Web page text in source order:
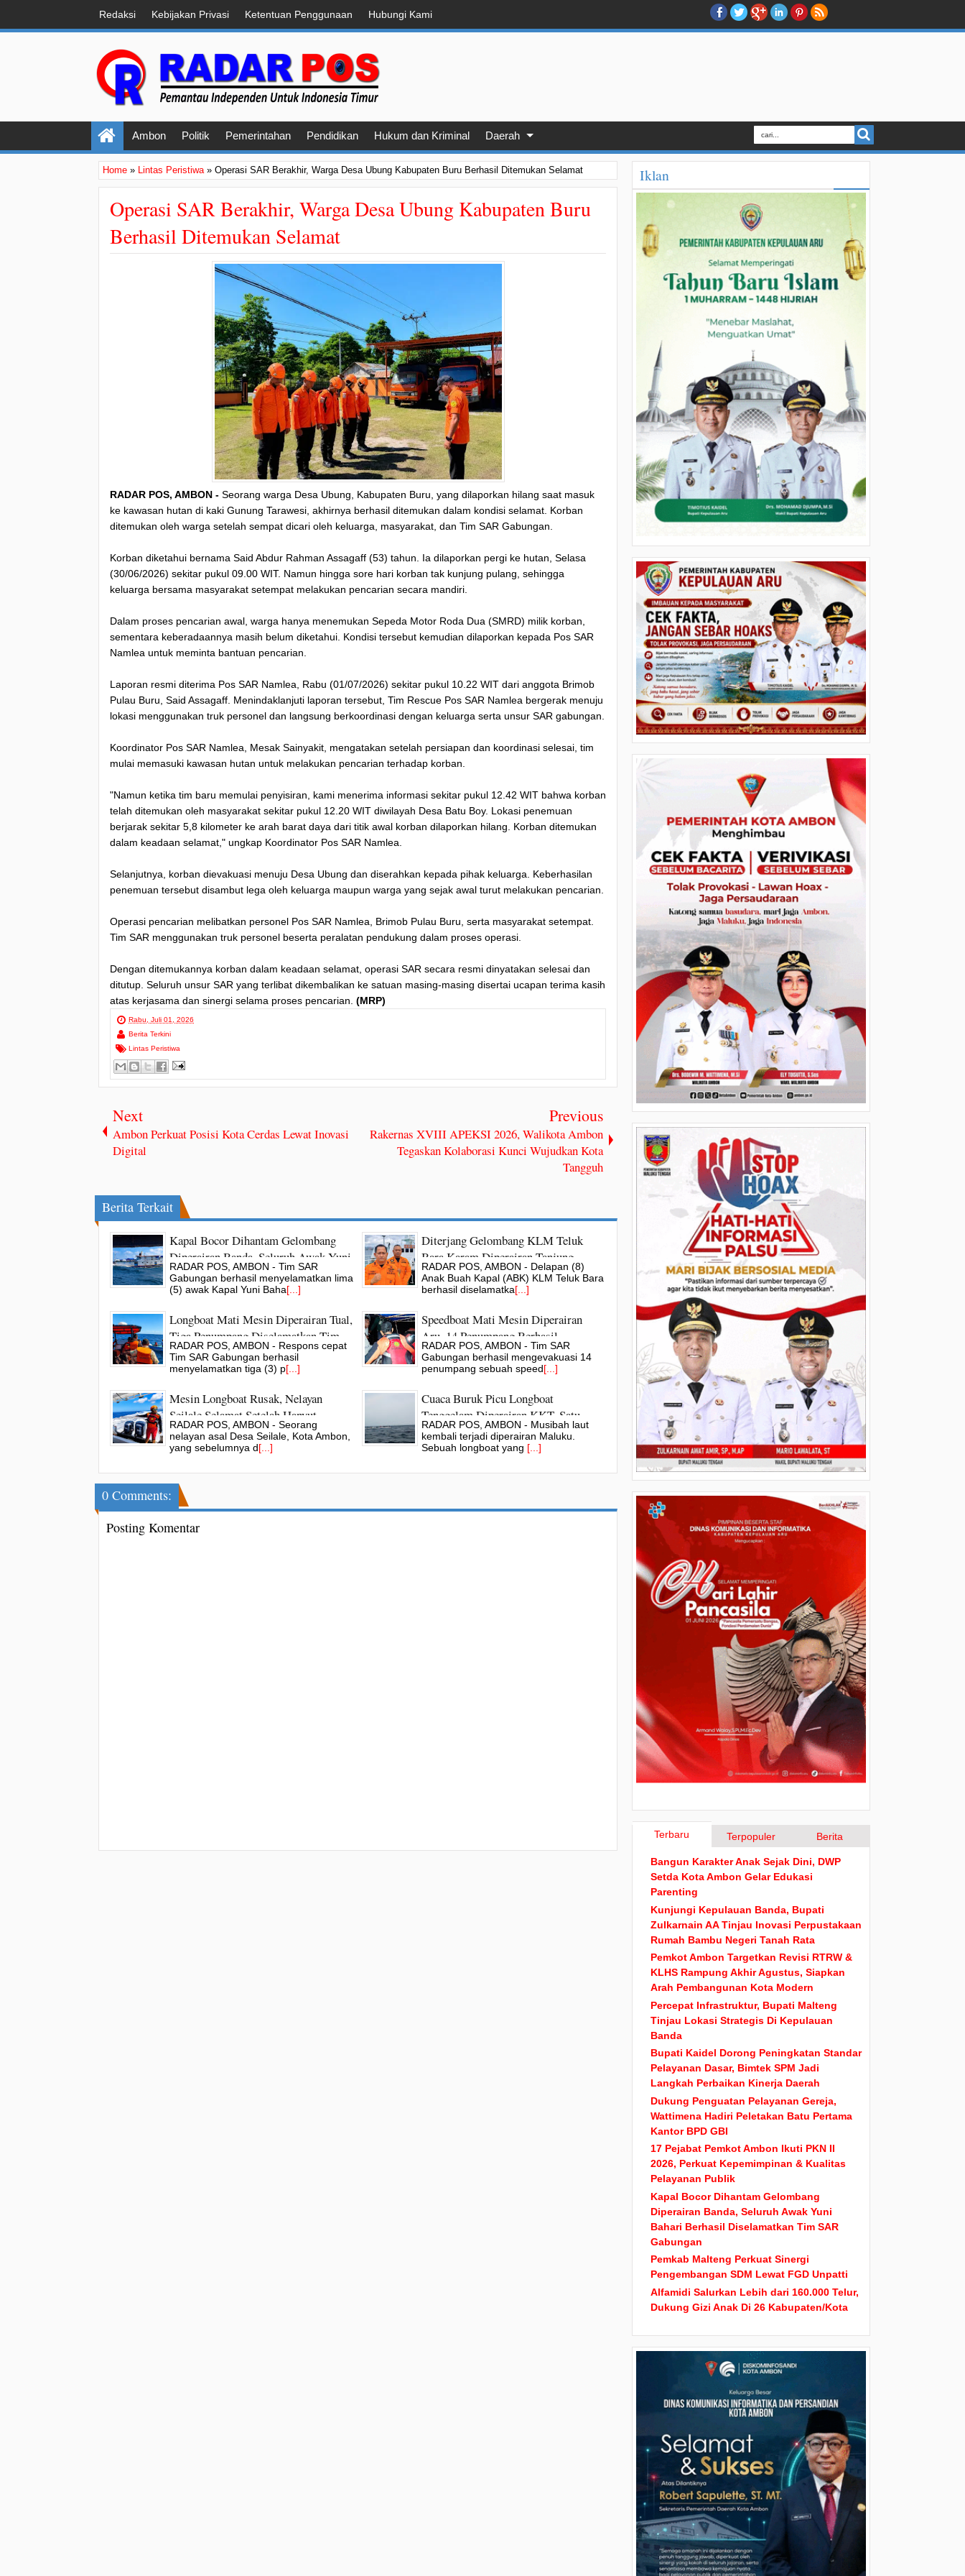
Redaksi Kebijakan Privasi Ketentuan Penggunaan Hubungi Kami
Ambon Politik Pemerintahan Pendidikan Hukum dan Kriminal Daerah
Home » Lintas Peristiwa » Operasi SAR Berakhir, Warga Desa Ubung Kabupaten Buru Berhasil Ditemukan Selamat
Operasi SAR Berakhir, Warga Desa Ubung Kabupaten Buru
Berhasil Ditemukan Selamat
RADAR POS, AMBON - Seorang warga Desa Ubung, Kabupaten Buru, yang dilaporkan hilang saat masuk
ke kawasan hutan di kaki Gunung Tarawesi, akhirnya berhasil ditemukan dalam kondisi selamat. Korban
ditemukan oleh warga setelah sempat dicari oleh keluarga, masyarakat, dan Tim SAR Gabungan.
Korban diketahui bernama Said Abdur Rahman Assagaff (53) tahun. Ia dilaporkan pergi ke hutan, Selasa
(30/06/2026) sekitar pukul 09.00 WIT. Namun hingga sore hari korban tak kunjung pulang, sehingga
keluarga bersama masyarakat setempat melakukan pencarian secara mandiri.
Dalam proses pencarian awal, warga hanya menemukan Sepeda Motor Roda Dua (SMRD) milik korban,
sementara keberadaannya masih belum diketahui. Kondisi tersebut kemudian dilaporkan kepada Pos SAR
Namlea untuk meminta bantuan pencarian.
Laporan resmi diterima Pos SAR Namlea, Rabu (01/07/2026) sekitar pukul 10.22 WIT dari anggota Brimob
Pulau Buru, Said Assagaff. Menindaklanjuti laporan tersebut, Tim Rescue Pos SAR Namlea bergerak menuju
lokasi menggunakan truk personel dan langsung berkoordinasi dengan keluarga serta unsur SAR gabungan.
Koordinator Pos SAR Namlea, Mesak Sainyakit, mengatakan setelah persiapan dan koordinasi selesai, tim
mulai memasuki kawasan hutan untuk melakukan pencarian terhadap korban.
"Namun ketika tim baru memulai penyisiran, kami menerima informasi sekitar pukul 12.42 WIT bahwa korban
telah ditemukan oleh masyarakat sekitar pukul 12.20 WIT diwilayah Desa Batu Boy. Lokasi penemuan
berjarak sekitar 5,8 kilometer ke arah barat daya dari titik awal korban dilaporkan hilang. Korban ditemukan
dalam keadaan selamat," ungkap Koordinator Pos SAR Namlea.
Selanjutnya, korban dievakuasi menuju Desa Ubung dan diserahkan kepada pihak keluarga. Keberhasilan
penemuan tersebut disambut lega oleh keluarga maupun warga yang sejak awal turut melakukan pencarian.
Operasi pencarian melibatkan personel Pos SAR Namlea, Brimob Pulau Buru, serta masyarakat setempat.
Tim SAR menggunakan truk personel beserta peralatan pendukung dalam proses operasi.
Dengan ditemukannya korban dalam keadaan selamat, operasi SAR secara resmi dinyatakan selesai dan
ditutup. Seluruh unsur SAR yang terlibat dikembalikan ke satuan masing-masing disertai ucapan terima kasih
atas kerjasama dan sinergi selama proses pencarian. (MRP)
Rabu, Juli 01, 2026
Berita Terkini
Lintas Peristiwa
Next
Ambon Perkuat Posisi Kota Cerdas Lewat Inovasi
Digital
Previous
Rakernas XVIII APEKSI 2026, Walikota Ambon
Tegaskan Kolaborasi Kunci Wujudkan Kota
Tangguh
Berita Terkait
Kapal Bocor Dihantam Gelombang
Diperairan Banda, Seluruh Awak Yuni
Bahari Berhasil Diselamatkan Tim
SAR Gabungan
RADAR POS, AMBON - Tim SAR
Gabungan berhasil menyelamatkan lima
(5) awak Kapal Yuni Baha[...]
Diterjang Gelombang KLM Teluk
Bara Karam Diperairan Tanjung
Alang, 8 ABK Dievakuasi Tim SAR &
Yacht Asing
RADAR POS, AMBON - Delapan (8)
Anak Buah Kapal (ABK) KLM Teluk Bara
berhasil diselamatka[...]
Longboat Mati Mesin Diperairan Tual,
Tiga Penumpang Diselamatkan Tim
SAR
RADAR POS, AMBON - Respons cepat
Tim SAR Gabungan berhasil
menyelamatkan tiga (3) p[...]
Speedboat Mati Mesin Diperairan
Aru, 14 Penumpang Berhasil
Diselamatkan Tim SAR
RADAR POS, AMBON - Tim SAR
Gabungan berhasil mengevakuasi 14
penumpang sebuah speed[...]
Mesin Longboat Rusak, Nelayan
Seilale Selamat Setelah Hanyut
Semalaman
RADAR POS, AMBON - Seorang
nelayan asal Desa Seilale, Kota Ambon,
yang sebelumnya d[...]
Cuaca Buruk Picu Longboat
Tenggelam Diperairan KKT, Satu
Korban Ditemukan Meninggal
RADAR POS, AMBON - Musibah laut
kembali terjadi diperairan Maluku.
Sebuah longboat yang [...]
0 Comments:
Posting Komentar
Iklan
Terbaru Terpopuler Berita
Bangun Karakter Anak Sejak Dini, DWP
Setda Kota Ambon Gelar Edukasi
Parenting
Kunjungi Kepulauan Banda, Bupati
Zulkarnain AA Tinjau Inovasi Perpustakaan
Rumah Bambu Negeri Tanah Rata
Pemkot Ambon Targetkan Revisi RTRW &
KLHS Rampung Akhir Agustus, Siapkan
Arah Pembangunan Kota Modern
Percepat Infrastruktur, Bupati Malteng
Tinjau Lokasi Strategis Di Kepulauan
Banda
Bupati Kaidel Dorong Peningkatan Standar
Pelayanan Dasar, Bimtek SPM Jadi
Langkah Perbaikan Kinerja Daerah
Dukung Penguatan Pelayanan Gereja,
Wattimena Hadiri Peletakan Batu Pertama
Kantor BPD GBI
17 Pejabat Pemkot Ambon Ikuti PKN II
2026, Perkuat Kepemimpinan & Kualitas
Pelayanan Publik
Kapal Bocor Dihantam Gelombang
Diperairan Banda, Seluruh Awak Yuni
Bahari Berhasil Diselamatkan Tim SAR
Gabungan
Pemkab Malteng Perkuat Sinergi
Pengembangan SDM Lewat FGD Unpatti
Alfamidi Salurkan Lebih dari 160.000 Telur,
Dukung Gizi Anak Di 26 Kabupaten/Kota